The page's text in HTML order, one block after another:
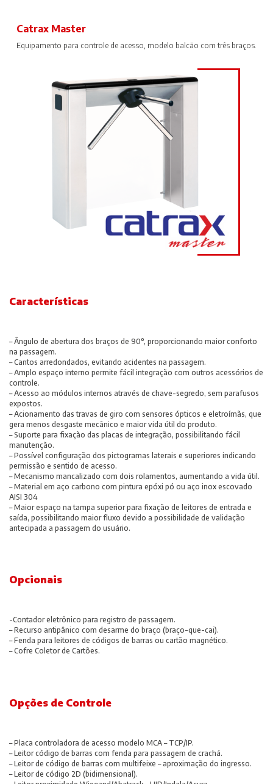
Catrax Master
Equipamento para controle de acesso, modelo balcão com três braços.
Características
– Ângulo de abertura dos braços de 90°, proporcionando maior conforto
na passagem.
– Cantos arredondados, evitando acidentes na passagem.
– Amplo espaço interno permite fácil integração com outros acessórios de
controle.
– Acesso ao módulos internos através de chave-segredo, sem parafusos
expostos.
– Acionamento das travas de giro com sensores ópticos e eletroímãs, que
gera menos desgaste mecânico e maior vida útil do produto.
– Suporte para fixação das placas de integração, possibilitando fácil
manutenção.
– Possível configuração dos pictogramas laterais e superiores indicando
permissão e sentido de acesso.
– Mecanismo mancalizado com dois rolamentos, aumentando a vida útil.
– Material em aço carbono com pintura epóxi pó ou aço inox escovado
AISI 304
– Maior espaço na tampa superior para fixação de leitores de entrada e
saída, possibilitando maior fluxo devido a possibilidade de validação
antecipada a passagem do usuário.
Opcionais
-Contador eletrônico para registro de passagem.
– Recurso antipânico com desarme do braço (braço-que-cai).
– Fenda para leitores de códigos de barras ou cartão magnético.
– Cofre Coletor de Cartões.
Opções de Controle
– Placa controladora de acesso modelo MCA – TCP/IP.
– Leitor código de barras com fenda para passagem de crachá.
– Leitor de código de barras com multifeixe – aproximação do ingresso.
– Leitor de código 2D (bidimensional).